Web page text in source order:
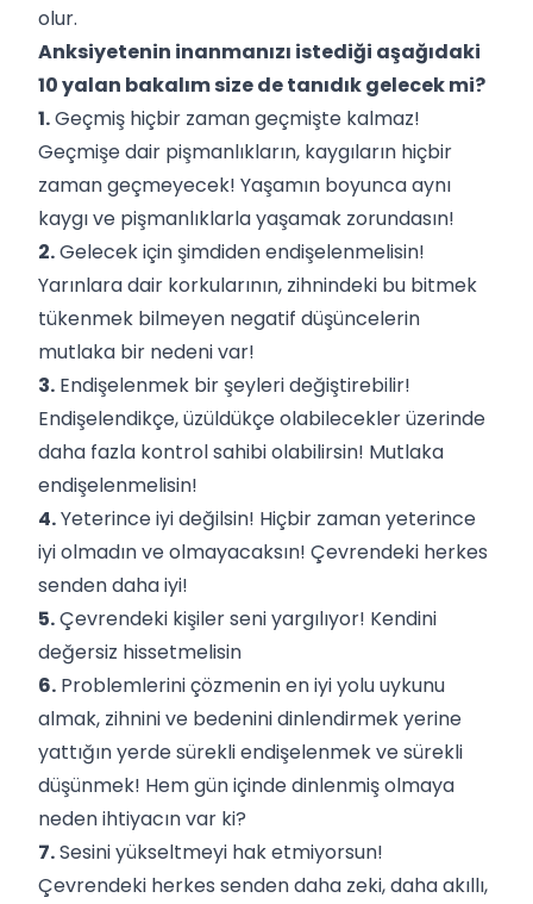
olur.
Anksiyetenin inanmanızı istediği aşağıdaki
10 yalan bakalım size de tanıdık gelecek mi?
1.Geçmiş hiçbir zaman geçmişte kalmaz!
Geçmişe dair pişmanlıkların, kaygıların hiçbir
zaman geçmeyecek! Yaşamın boyunca aynı
kaygı ve pişmanlıklarla yaşamak zorundasın!
2.Gelecek için şimdiden endişelenmelisin!
Yarınlara dair korkularının, zihnindeki bu bitmek
tükenmek bilmeyen negatif düşüncelerin
mutlaka bir nedeni var!
3. Endişelenmek bir şeyleri değiştirebilir!
Endişelendikçe, üzüldükçe olabilecekler üzerinde
daha fazla kontrol sahibi olabilirsin! Mutlaka
endişelenmelisin!
4.Yeterince iyi değilsin! Hiçbir zaman yeterince
iyi olmadın ve olmayacaksın! Çevrendeki herkes
senden daha iyi!
5.Çevrendeki kişiler seni yargılıyor! Kendini
değersiz hissetmelisin
6. Problemlerini çözmenin en iyi yolu uykunu
almak, zihnini ve bedenini dinlendirmek yerine
yattığın yerde sürekli endişelenmek ve sürekli
düşünmek! Hem gün içinde dinlenmiş olmaya
neden ihtiyacın var ki?
7.Sesini yükseltmeyi hak etmiyorsun!
Çevrendeki herkes senden daha zeki, daha akıllı,